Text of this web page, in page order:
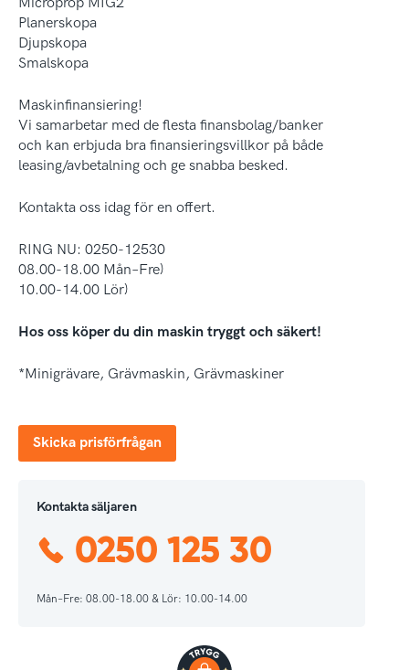
Planerskopa
Djupskopa
Smalskopa
Maskinfinansiering!
Vi samarbetar med de flesta finansbolag/banker
och kan erbjuda bra finansieringsvillkor på både
leasing/avbetalning och ge snabba besked.
Kontakta oss idag för en offert.
RING NU: 0250-12530
08.00-18.00 Mån–Fre)
10.00-14.00 Lör)
Hos oss köper du din maskin tryggt och säkert!
*Minigrävare, Grävmaskin, Grävmaskiner
Skicka prisförfrågan
Kontakta säljaren
0250 125 30
Mån–Fre: 08.00-18.00 & Lör: 10.00-14.00